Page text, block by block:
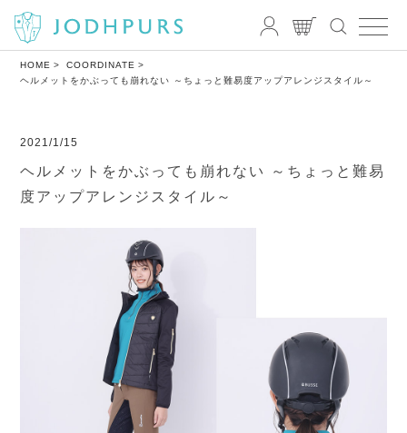
HOME
COORDINATE
ヘルメットをかぶっても崩れない ～ちょっと難易度アップアレンジスタイル～
2021/1/15
ヘルメットをかぶっても崩れない ～ちょっと難易
度アップアレンジスタイル～